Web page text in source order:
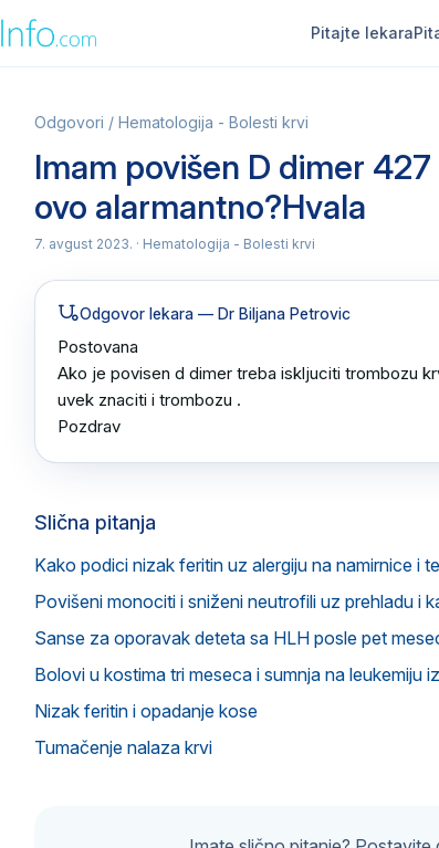
Pitajte lekara
Odgovori / Hematologija - Bolesti krvi
Imam povišen D dimer
ovo alarmantno?Hvala
7. avgust 2023. · Hematologija - Bolesti krvi
Odgovor lekara — Dr Biljana Petrovic
Postovana
Ako je povisen d dimer treba iskljuciti trombozu
uvek znaciti i trombozu .
Pozdrav
Slična pitanja
Kako podici nizak feritin uz alergiju na namirnice i
Povišeni monociti i sniženi neutrofili uz prehladu i
Sanse za oporavak deteta sa HLH posle pet
Bolovi u kostima tri meseca i sumnja na leukemiju
Nizak feritin i opadanje kose
Tumačenje nalaza krvi